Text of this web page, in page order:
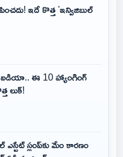
ఇదే కొత్త 'ఇన్విజిబుల్
ఐడియా.. ఈ 10 హ్యాంగింగ్
లుక్!
స్లంప్‌కు మేం కారణం